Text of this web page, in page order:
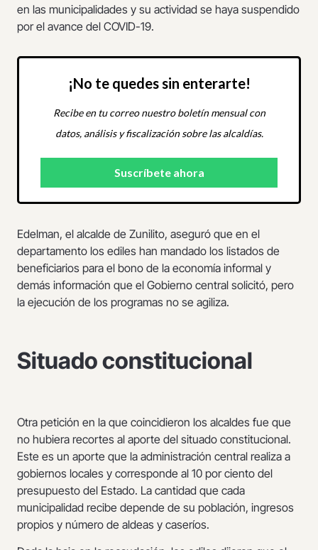
en las municipalidades y su actividad se haya suspendido
por el avance del COVID-19.
¡No te quedes sin enterarte!
Recibe en tu correo nuestro boletín mensual con
datos, análisis y fiscalización sobre las alcaldías.
Edelman, el alcalde de Zunilito, aseguró que en el
departamento los ediles han mandado los listados de
beneficiarios para el bono de la economía informal y
demás información que el Gobierno central solicitó, pero
la ejecución de los programas no se agiliza.
Situado constitucional
Otra petición en la que coincidieron los alcaldes fue que
no hubiera recortes al aporte del situado constitucional.
Este es un aporte que la administración central realiza a
gobiernos locales y corresponde al 10 por ciento del
presupuesto del Estado. La cantidad que cada
municipalidad recibe depende de su población, ingresos
propios y número de aldeas y caseríos.